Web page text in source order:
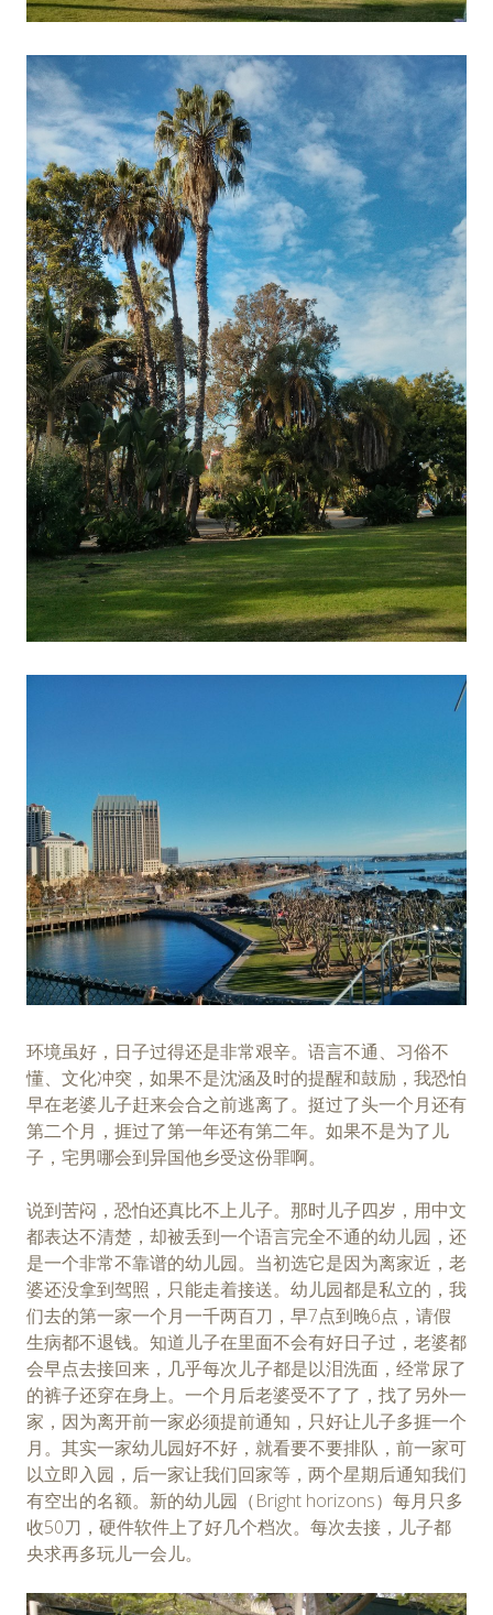
环境虽好，日子过得还是非常艰辛。语言不通、习俗不
懂、文化冲突，如果不是沈涵及时的提醒和鼓励，我恐怕
早在老婆儿子赶来会合之前逃离了。挺过了头一个月还有
第二个月，捱过了第一年还有第二年。如果不是为了儿
子，宅男哪会到异国他乡受这份罪啊。
说到苦闷，恐怕还真比不上儿子。那时儿子四岁，用中文
都表达不清楚，却被丢到一个语言完全不通的幼儿园，还
是一个非常不靠谱的幼儿园。当初选它是因为离家近，老
婆还没拿到驾照，只能走着接送。幼儿园都是私立的，我
们去的第一家一个月一千两百刀，早7点到晚6点，请假
生病都不退钱。知道儿子在里面不会有好日子过，老婆都
会早点去接回来，几乎每次儿子都是以泪洗面，经常尿了
的裤子还穿在身上。一个月后老婆受不了了，找了另外一
家，因为离开前一家必须提前通知，只好让儿子多捱一个
月。其实一家幼儿园好不好，就看要不要排队，前一家可
以立即入园，后一家让我们回家等，两个星期后通知我们
有空出的名额。新的幼儿园（Bright horizons）每月只多
收50刀，硬件软件上了好几个档次。每次去接，儿子都
央求再多玩儿一会儿。